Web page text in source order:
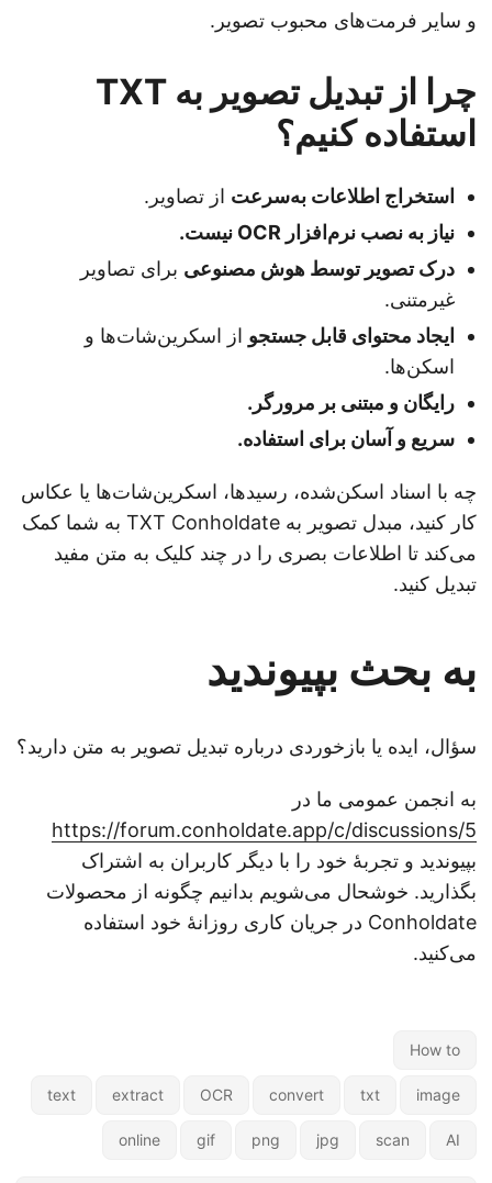
و سایر فرمت‌های محبوب تصویر.
چرا از تبدیل تصویر به TXT
استفاده کنیم؟
استخراج اطلاعات به‌سرعت از تصاویر.
نیاز به نصب نرم‌افزار OCR نیست.
درک تصویر توسط هوش مصنوعی برای تصاویر
غیرمتنی.
ایجاد محتوای قابل جستجو از اسکرین‌شات‌ها و
اسکن‌ها.
رایگان و مبتنی بر مرورگر.
سریع و آسان برای استفاده.
چه با اسناد اسکن‌شده، رسیدها، اسکرین‌شات‌ها یا عکاس
کار کنید، مبدل تصویر به TXT Conholdate به شما کمک
می‌کند تا اطلاعات بصری را در چند کلیک به متن مفید
تبدیل کنید.
به بحث بپیوندید
سؤال، ایده یا بازخوردی درباره تبدیل تصویر به متن دارید؟
به انجمن عمومی ما در
https://forum.conholdate.app/c/discussions/5
بپیوندید و تجربهٔ خود را با دیگر کاربران به اشتراک
بگذارید. خوشحال می‌شویم بدانیم چگونه از محصولات
Conholdate در جریان کاری روزانهٔ خود استفاده
می‌کنید.
How to
image
txt
convert
OCR
extract
text
AI
scan
jpg
png
gif
online